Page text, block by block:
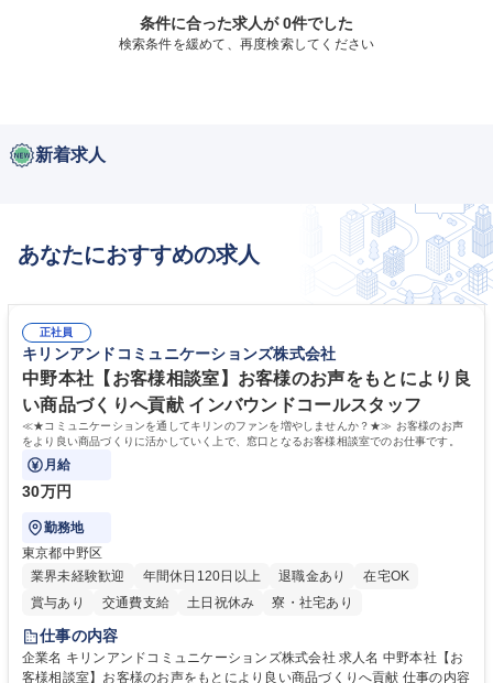
条件に合った求人が 0件でした
検索条件を緩めて、再度検索してください
新着求人
あなたにおすすめの求人
正社員
キリンアンドコミュニケーションズ株式会社
中野本社【お客様相談室】お客様のお声をもとにより良
い商品づくりへ貢献 インバウンドコールスタッフ
≪★コミュニケーションを通してキリンのファンを増やしませんか？★≫ お客様のお声
をより良い商品づくりに活かしていく上で、窓口となるお客様相談室でのお仕事です。
月給
30万円
勤務地
東京都中野区
業界未経験歓迎
年間休日120日以上 退職金あり
在宅OK
賞与あり
交通費支給 土日祝休み 寮・社宅あり
仕事の内容
企業名 キリンアンドコミュニケーションズ株式会社 求人名 中野本社【お
客様相談室】お客様のお声をもとにより良い商品づくりへ貢献 仕事の内容